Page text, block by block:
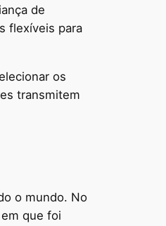
de
flexíveis para
os
transmitem
o mundo. No
que foi